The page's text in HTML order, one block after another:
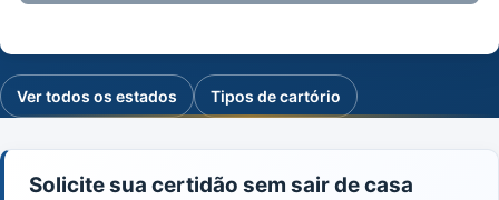
Ver todos os estados Tipos de cartório
Solicite sua certidão sem sair de casa